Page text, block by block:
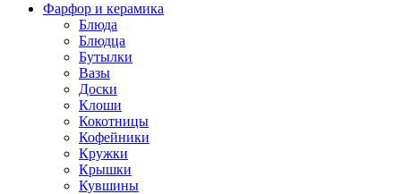
Фарфор и керамика
Блюда
Блюдца
Бутылки
Вазы
Доски
Клоши
Кокотницы
Кофейники
Кружки
Крышки
Кувшины